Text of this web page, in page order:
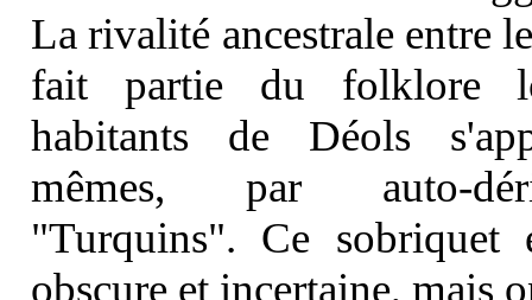
La rivalité ancestrale entre
fait partie du folklore
habitants de Déols
mêmes, par auto-
"Turquins". Ce sobriquet
obscure et incertaine, mais